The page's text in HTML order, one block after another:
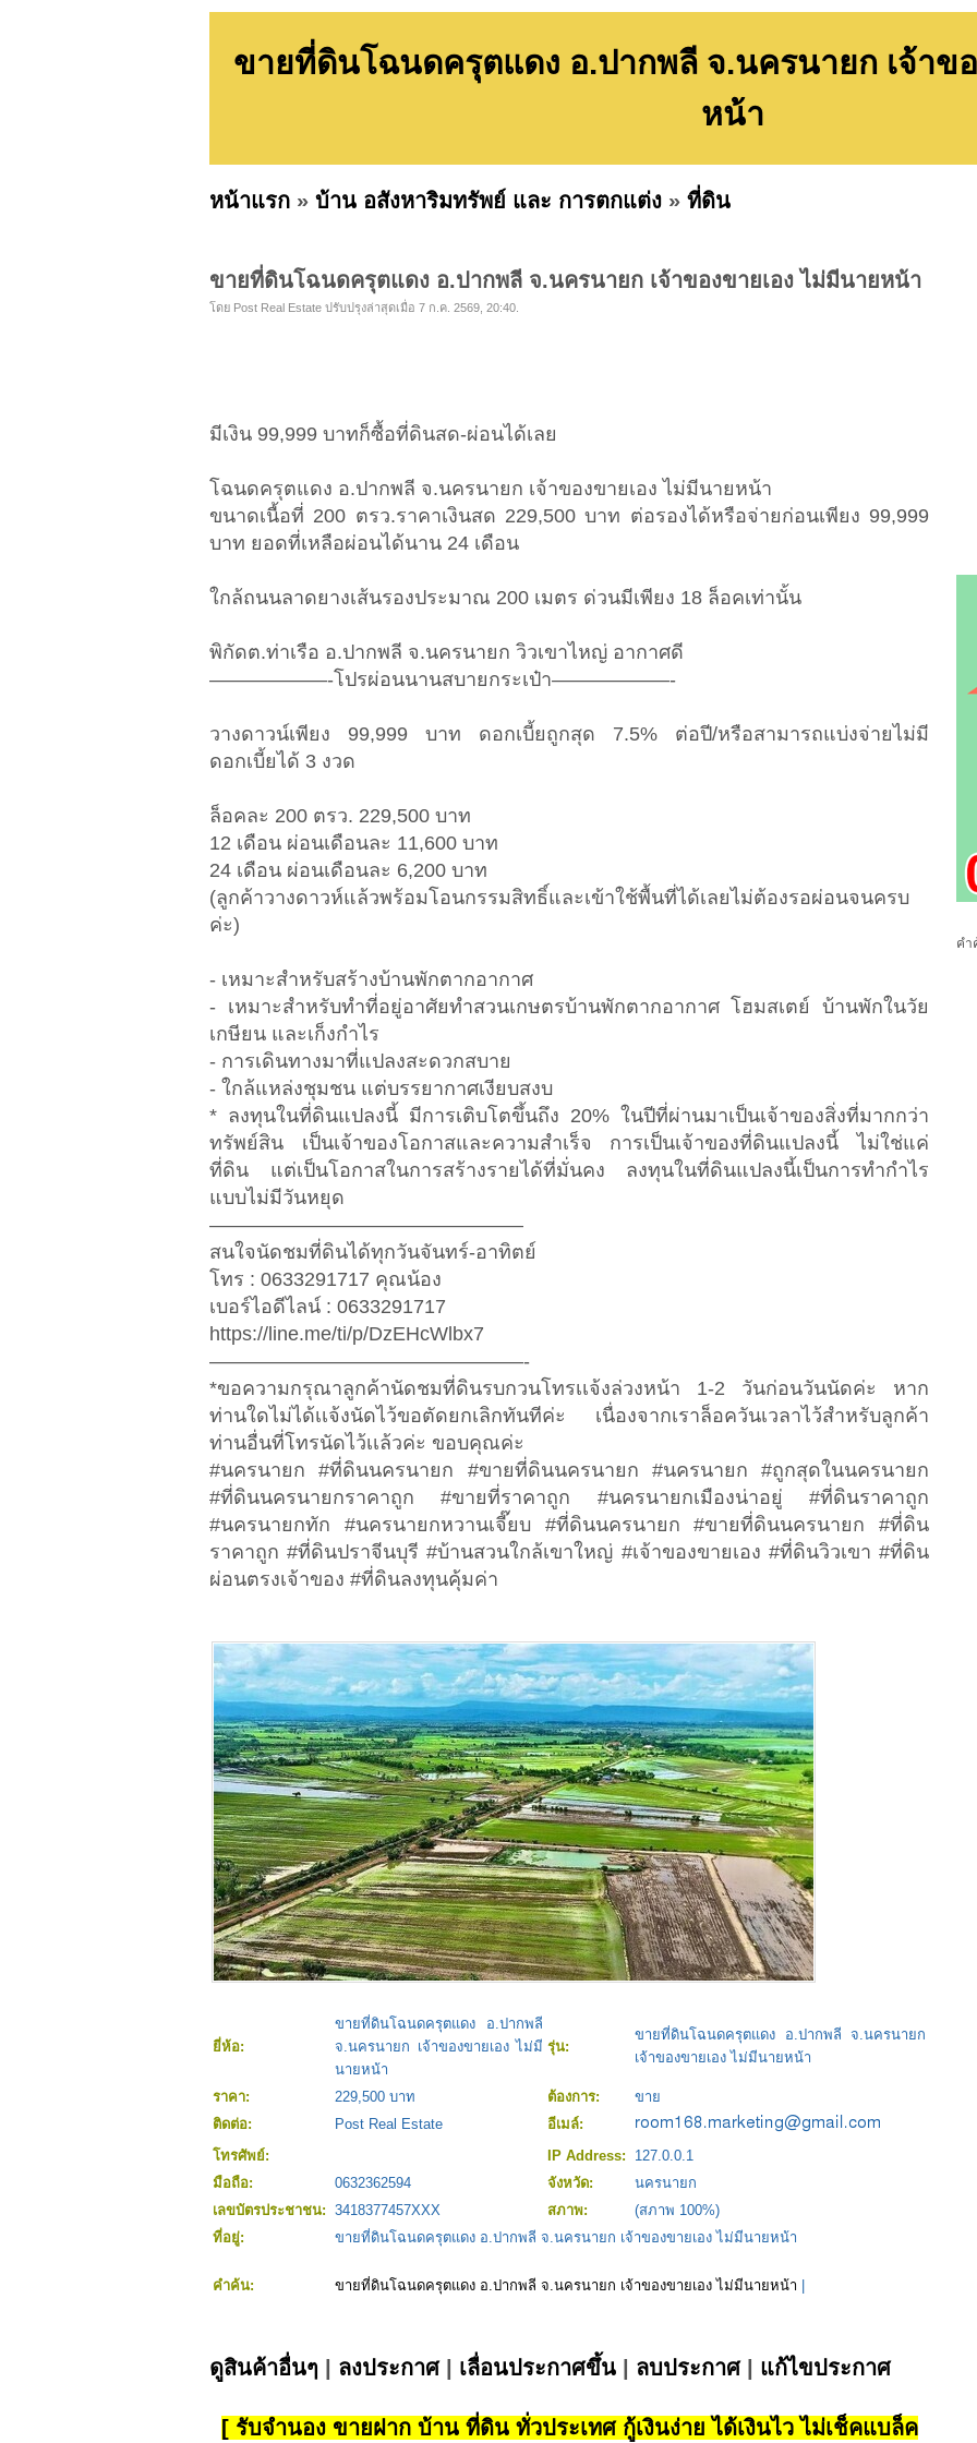
ขายที่ดินโฉนดครุตแดง อ.ปากพลี จ.นครนายก เจ้าข
หน้า
หน้าแรก » บ้าน อสังหาริมทรัพย์ และ การตกแต่ง » ที่ดิน
ขายที่ดินโฉนดครุตแดง อ.ปากพลี จ.นครนายก เจ้าของขายเอง ไม่มีนายหน้า
โดย Post Real Estate ปรับปรุงล่าสุดเมื่อ 7 ก.ค. 2569, 20:40.
มีเงิน 99,999 บาทก็ซื้อที่ดินสด-ผ่อนได้เลย
โฉนดครุตแดง อ.ปากพลี จ.นครนายก เจ้าของขายเอง ไม่มีนายหน้า
ขนาดเนื้อที่ 200 ตรว.ราคาเงินสด 229,500 บาท ต่อรองได้หรือจ่ายก่อนเพียง 99,999
บาท ยอดที่เหลือผ่อนได้นาน 24 เดือน
ใกล้ถนนลาดยางเส้นรองประมาณ 200 เมตร ด่วนมีเพียง 18 ล็อคเท่านั้น
พิกัดต.ท่าเรือ อ.ปากพลี จ.นครนายก วิวเขาไหญ่ อากาศดี
——————-โปรผ่อนนานสบายกระเป๋า——————-
วางดาวน์เพียง 99,999 บาท ดอกเบี้ยถูกสุด 7.5% ต่อปี/หรือสามารถแบ่งจ่ายไม่มี
ดอกเบี้ยได้ 3 งวด
ล็อคละ 200 ตรว. 229,500 บาท
12 เดือน ผ่อนเดือนละ 11,600 บาท
24 เดือน ผ่อนเดือนละ 6,200 บาท
(ลูกค้าวางดาวห์แล้วพร้อมโอนกรรมสิทธิ์และเข้าใช้พื้นที่ได้เลยไม่ต้องรอผ่อนจนครบ
ค่ะ)
- เหมาะสำหรับสร้างบ้านพักตากอากาศ
- เหมาะสำหรับทำที่อยู่อาศัยทำสวนเกษตรบ้านพักตากอากาศ โฮมสเตย์ บ้านพักในวัย
เกษียน และเก็งกำไร
- การเดินทางมาที่แปลงสะดวกสบาย
- ใกล้แหล่งชุมชน แต่บรรยากาศเงียบสงบ
* ลงทุนในที่ดินแปลงนี้ มีการเติบโตขึ้นถึง 20% ในปีที่ผ่านมาเป็นเจ้าของสิ่งที่มากกว่า
ทรัพย์สิน เป็นเจ้าของโอกาสและความสำเร็จ การเป็นเจ้าของที่ดินแปลงนี้ ไม่ใช่แค่
ที่ดิน แต่เป็นโอกาสในการสร้างรายได้ที่มั่นคง ลงทุนในที่ดินแปลงนี้เป็นการทำกำไร
แบบไม่มีวันหยุด
————————————————
สนใจนัดชมที่ดินได้ทุกวันจันทร์-อาทิตย์
โทร : 0633291717 คุณน้อง
เบอร์ไอดีไลน์ : 0633291717
https://line.me/ti/p/DzEHcWlbx7
————————————————-
*ขอความกรุณาลูกค้านัดชมที่ดินรบกวนโทรเเจ้งล่วงหน้า 1-2 วันก่อนวันนัดค่ะ หาก
ท่านใดไม่ได้เเจ้งนัดไว้ขอตัดยกเลิกทันทีค่ะ เนื่องจากเราล็อควันเวลาไว้สำหรับลูกค้า
ท่านอื่นที่โทรนัดไว้เเล้วค่ะ ขอบคุณค่ะ
#นครนายก #ที่ดินนครนายก #ขายที่ดินนครนายก #นครนายก #ถูกสุดในนครนายก
#ที่ดินนครนายกราคาถูก #ขายที่ราคาถูก #นครนายกเมืองน่าอยู่ #ที่ดินราคาถูก
#นครนายกทัก #นครนายกหวานเจี๊ยบ #ที่ดินนครนายก #ขายที่ดินนครนายก #ที่ดิน
ราคาถูก #ที่ดินปราจีนบุรี #บ้านสวนใกล้เขาใหญ่ #เจ้าของขายเอง #ที่ดินวิวเขา #ที่ดิน
ผ่อนตรงเจ้าของ #ที่ดินลงทุนคุ้มค่า
ยี่ห้อ:
ขายที่ดินโฉนดครุตแดง อ.ปากพลี
จ.นครนายก เจ้าของขายเอง ไม่มี
นายหน้า
รุ่น:
ขายที่ดินโฉนดครุตแดง อ.ปากพลี จ.นครนายก
เจ้าของขายเอง ไม่มีนายหน้า
ราคา: 229,500 บาท ต้องการ:
ขาย
ติดต่อ:
Post Real Estate
อีเมล์:
โทรศัพย์:
IP Address:
127.0.0.1
มือถือ:
0632362594 จังหวัด:
นครนายก
เลขบัตรประชาชน: 3418377457XXX สภาพ:
(สภาพ 100%)
ที่อยู่:
ขายที่ดินโฉนดครุตแดง อ.ปากพลี จ.นครนายก เจ้าของขายเอง ไม่มีนายหน้า
คำค้น: ขายที่ดินโฉนดครุตแดง อ.ปากพลี จ.นครนายก เจ้าของขายเอง ไม่มีนายหน้า
ดูสินค้าอื่นๆ ลงประกาศ| เลื่อนประกาศขึ้น ลบประกาศ| แก้ไขประกาศ
[ รับจำนอง ขายฝาก บ้าน ที่ดิน ทั่วประเทศ กู้เงินง่าย ได้เงินไว ไม่เช็คแบล็ค
คำ